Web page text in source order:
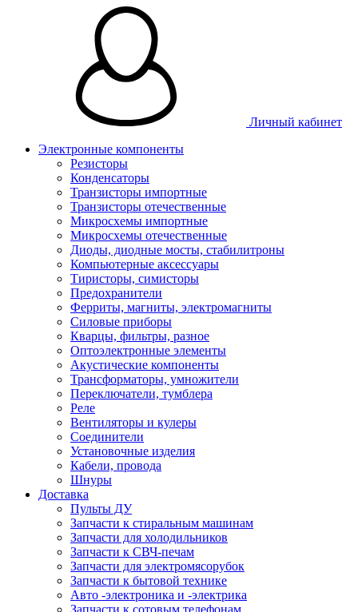
Личный кабинет
Электронные компоненты
Резисторы
Конденсаторы
Транзисторы импортные
Транзисторы отечественные
Микросхемы импортные
Микросхемы отечественные
Диоды, диодные мосты, стабилитроны
Компьютерные аксессуары
Тиристоры, симисторы
Предохранители
Ферриты, магниты, электромагниты
Силовые приборы
Кварцы, фильтры, разное
Оптоэлектронные элементы
Акустические компоненты
Трансформаторы, умножители
Переключатели, тумблера
Реле
Вентиляторы и кулеры
Соединители
Установочные изделия
Кабели, провода
Шнуры
Доставка
Пульты ДУ
Запчасти к стиральным машинам
Запчасти для холодильников
Запчасти к СВЧ-печам
Запчасти для электромясорубок
Запчасти к бытовой технике
Авто -электроника и -электрика
Запчасти к сотовым телефонам